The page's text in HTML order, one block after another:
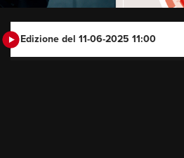
Edizione del 11-06-2025 11:00